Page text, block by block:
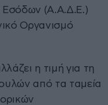
Εσόδων (Α.Α.Δ.Ε.)
Οργανισμό
η τιμή για τη
από τα ταμεία